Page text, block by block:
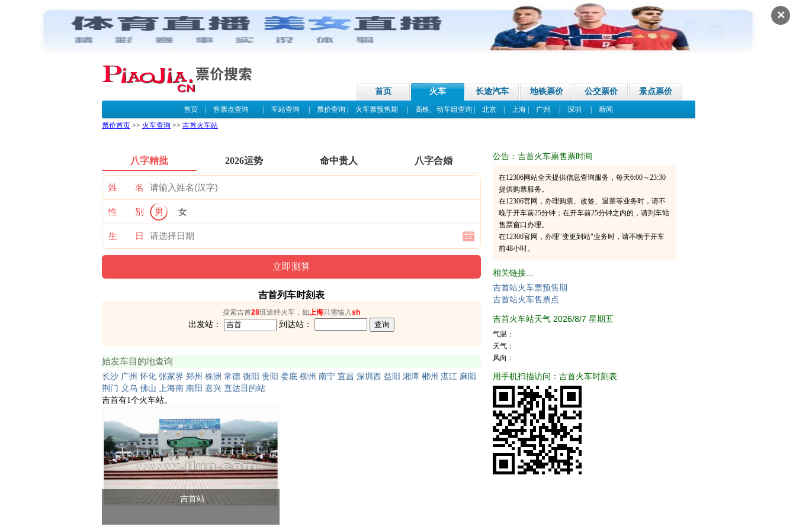
✕
首页 火车 长途汽车 地铁票价 公交票价 景点票价
首页| 售票点查询 车站查询 票价查询 火车票预售期 高铁、动车组查询 北京| 上海| 广州 深圳
新闻
票价首页 >> 火车查询 >> 吉首火车站
八字精批 2026运势 命中贵人 八字合婚
姓 名
性 别 男 女
生 日
吉首列车时刻表
搜索吉首28班途经火车，如上海只需输入sh
出发站： 到达站：
始发车目的地查询
长沙 广州 怀化 张家界 郑州 株洲 常德 衡阳 贵阳 娄底 柳州 南宁 宜昌 深圳西 益阳 湘潭 郴州 湛江 麻阳
荆门 义乌 佛山 上海南 南阳 嘉兴 直达目的站
吉首有1个火车站。
吉首站
公告：吉首火车票售票时间
在12306网站全天提供信息查询服务，每天6:00～23:30
提供购票服务。
在12306官网，办理购票、改签、退票等业务时，请不
晚于开车前25分钟；在开车前25分钟之内的，请到车站
售票窗口办理。
在12306官网，办理"变更到站"业务时，请不晚于开车
前48小时。
相关链接...
吉首站火车票预售期
吉首站火车售票点
吉首火车站天气 2026/8/7 星期五
气温：
天气：
风向：
用手机扫描访问：吉首火车时刻表